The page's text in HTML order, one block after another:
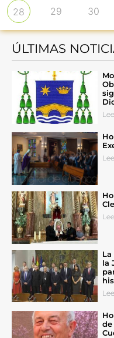
28 29 30
ÚLTIMAS
la
de